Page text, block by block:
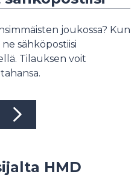
joukossa? Kun
sähköpostiisi
Tilauksen voit
HMD